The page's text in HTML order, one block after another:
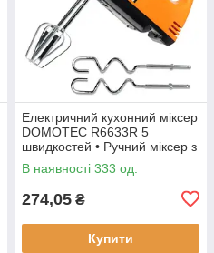
Електричний кухонний міксер
DOMOTEC R6633R 5
швидкостей • Ручний міксер з
насадками для збивання та
замішування тіста
В наявності 333 од.
274,05 ₴
Купити